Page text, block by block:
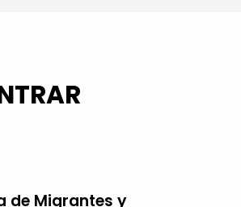
de Migrantes y